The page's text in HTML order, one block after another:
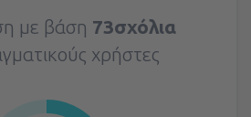
με βάση 73σχόλια
χρήστες